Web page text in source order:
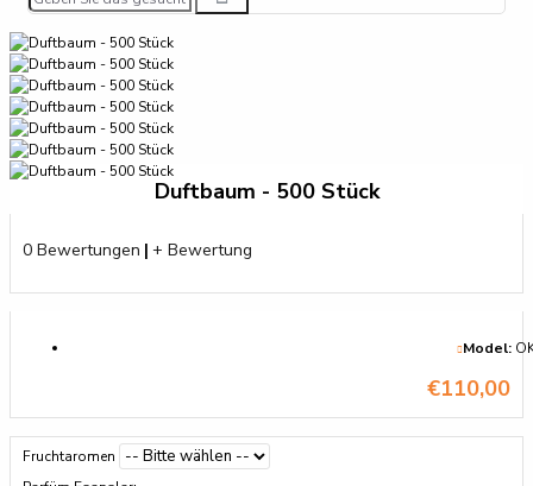
Duftbaum - 500 Stück
0 Bewertungen | + Bewertung
€110,00
Model:
Fruchtaromen